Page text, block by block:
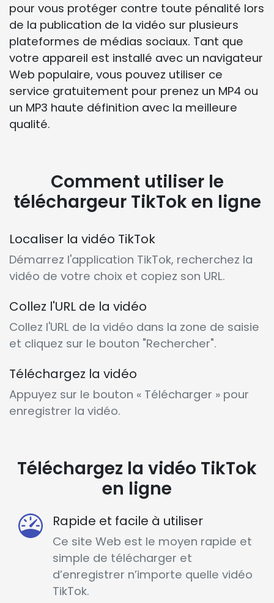
pour vous protéger contre toute pénalité lors
de la publication de la vidéo sur plusieurs
plateformes de médias sociaux. Tant que
votre appareil est installé avec un navigateur
Web populaire, vous pouvez utiliser ce
service gratuitement pour prenez un MP4 ou
un MP3 haute définition avec la meilleure
qualité.
Comment utiliser le
téléchargeur TikTok en ligne
Localiser la vidéo TikTok
Démarrez l'application TikTok, recherchez la
vidéo de votre choix et copiez son URL.
Collez l'URL de la vidéo
Collez l'URL de la vidéo dans la zone de saisie
et cliquez sur le bouton "Rechercher".
Téléchargez la vidéo
Appuyez sur le bouton « Télécharger » pour
enregistrer la vidéo.
Téléchargez la vidéo TikTok
en ligne
Rapide et facile à utiliser
Ce site Web est le moyen rapide et
simple de télécharger et
d’enregistrer n’importe quelle vidéo
TikTok.